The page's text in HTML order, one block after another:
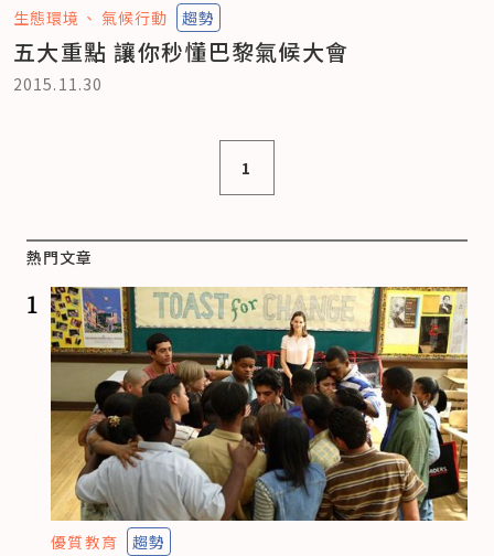
生態環境 氣候行動 趨勢
五大重點 讓你秒懂巴黎氣候大會
2015.11.30
1
熱門文章
1
優質教育 趨勢